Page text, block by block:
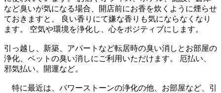
など臭いが気になる場合、開店前にお香を炊くように煙らせ
ておきますと、 良い香りにて嫌な香りも気にならなくなり
ます。 空気や環境を浄化し、心をポジティブにします。
引っ越し、新築、アパートなど転居時の臭い消しとお部屋の
浄化、ペットの臭い消しにご利用いただけます。 厄払い、
邪気払い、開運など。
特に最近は、パワーストーンの浄化の他、お部屋など、引